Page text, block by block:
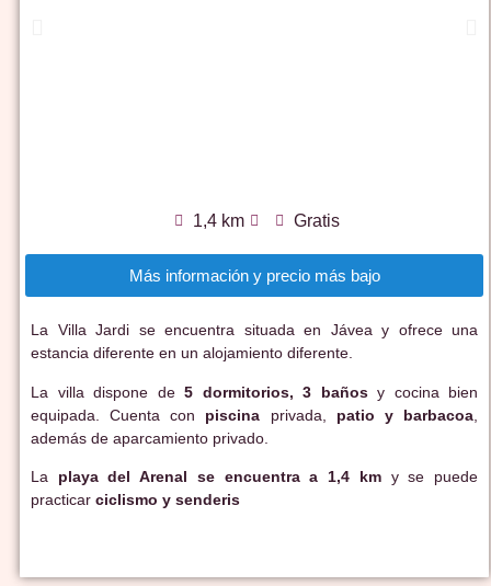
1,4 km Gratis
Más información y precio más bajo
La Villa Jardi se encuentra situada en Jávea y ofrece una
estancia diferente en un alojamiento diferente.
La villa dispone de 5 dormitorios, 3 bañosy cocina bien
equipada. Cuenta con piscina privada, patio y barbacoa
además de aparcamiento privado.
La playa del Arenal se encuentra a 1,4 kmy se puede
practicar ciclismo y senderis